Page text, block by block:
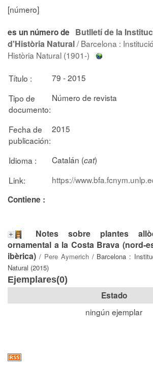
[número]
es un número de Butlletí de la
d'Història Natural/ Barcelona :
Història Natural (1901-)
Título :
79 - 2015
Tipo de
documento:
Número de revista
Fecha de
publicación:
2015
Idioma : Catalán (cat)
Link:
https://
Contiene :
Notes sobre plantes
ornamental a la Costa Brava (nord-
ibèrica) / Pere Aymerich/ Barcelona :
Natural (2015)
Ejemplares(0)
Estado
ningún ejemplar